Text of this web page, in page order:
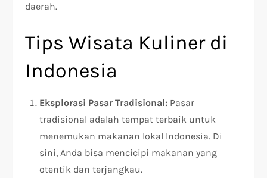
daerah.
Tips Wisata Kuliner di
Indonesia
Eksplorasi Pasar Tradisional: Pasar
tradisional adalah tempat terbaik untuk
menemukan makanan lokal Indonesia. Di
sini, Anda bisa mencicipi makanan yang
otentik dan terjangkau.